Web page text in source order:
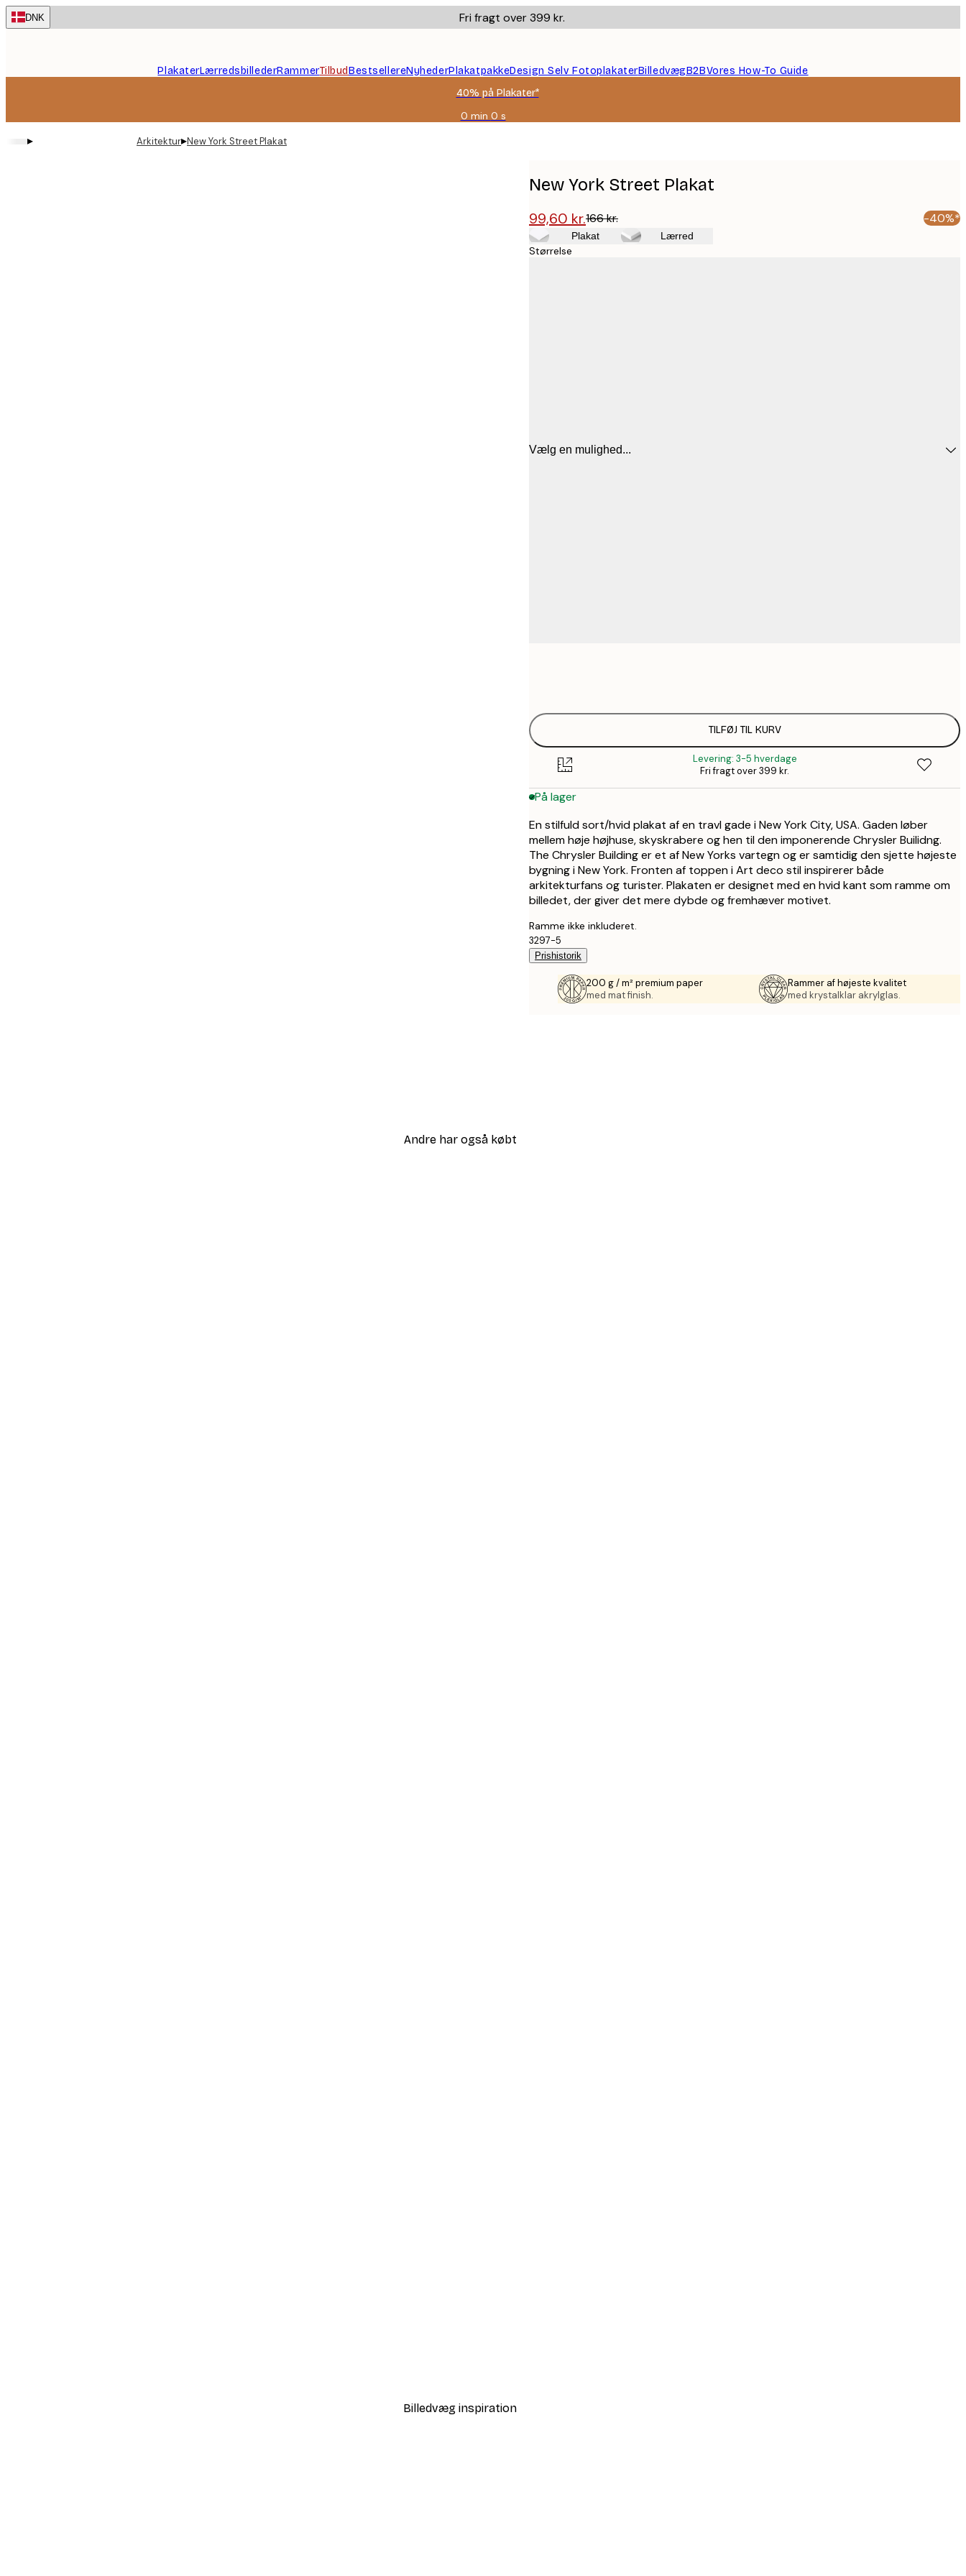
Skip
to
DNK Fri fragt over 399 kr.
PlakaterLærredsbillederRammerTilbudBestsellereNyhederPlakatpakkeDesign Selv FotoplakaterBilledvægB2BVores How-To Guide
40% på Plakater*
0 min 0 s
Gyldig
▸ Arkitektur▸New York Street Plakat
New York Street Plakat
99,60 kr.166 kr. -40%*
Plakat Lærred
Størrelse
Vælg en mulighed...
TILFØJ TIL KURV
Levering: 3-5 hverdage
Fri fragt over 399 kr.
På lager
En stilfuld sort/hvid plakat af en travl gade i New York City, USA. Gaden løber
mellem høje højhuse, skyskrabere og hen til den imponerende Chrysler Builidng.
The Chrysler Building er et af New Yorks vartegn og er samtidig den sjette højeste
bygning i New York. Fronten af toppen i Art deco stil inspirerer både
arkitekturfans og turister. Plakaten er designet med en hvid kant som ramme om
billedet, der giver det mere dybde og fremhæver motivet.
Ramme ikke inkluderet.
3297-5
Prishistorik
200 g / m² premium paper
med mat finish.
Rammer af højeste kvalitet
med krystalklar akrylglas.
Andre har også købt
Billedvæg inspiration